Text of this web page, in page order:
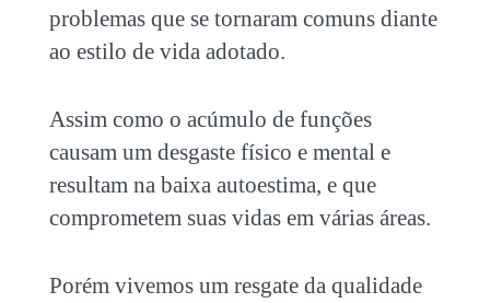
problemas que se tornaram comuns diante
ao estilo de vida adotado.
Assim como o acúmulo de funções
causam um desgaste físico e mental e
resultam na baixa autoestima, e que
comprometem suas vidas em várias áreas.
Porém vivemos um resgate da qualidade